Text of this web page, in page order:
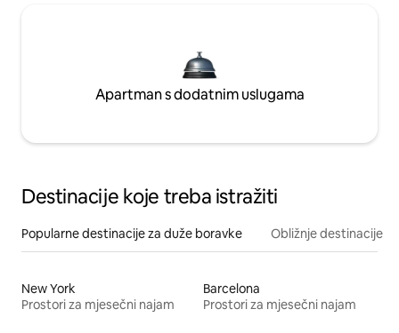
Apartman s dodatnim uslugama
Destinacije koje treba istražiti
Popularne destinacije za duže boravke Obližnje destinacije
New York
Prostori za mjesečni najam
Barcelona
Prostori za mjesečni najam